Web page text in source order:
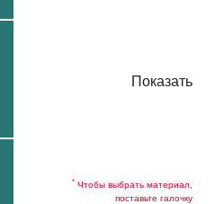
Показать
* Чтобы выбрать материал,
поставьте галочку